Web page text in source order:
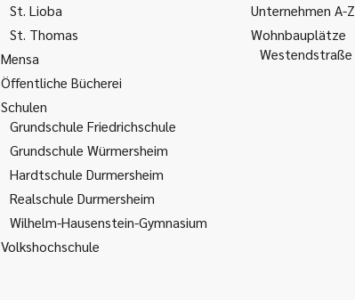
St. Lioba
St. Thomas
Mensa
Öffentliche Bücherei
Schulen
Grundschule Friedrichschule
Grundschule Würmersheim
Hardtschule Durmersheim
Realschule Durmersheim
Wilhelm-Hausenstein-Gymnasium
Volkshochschule
Unternehmen A-Z
Wohnbauplätze
Westendstraße